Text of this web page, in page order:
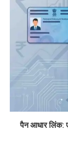
पैन आधार लिंक: